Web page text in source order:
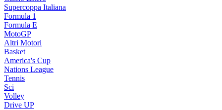
Supercoppa Italiana
Formula 1
Formula E
MotoGP
Altri Motori
Basket
America's Cup
Nations League
Tennis
Sci
Volley
Drive UP